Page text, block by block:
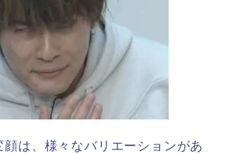
は、様々なバリエーションがあ